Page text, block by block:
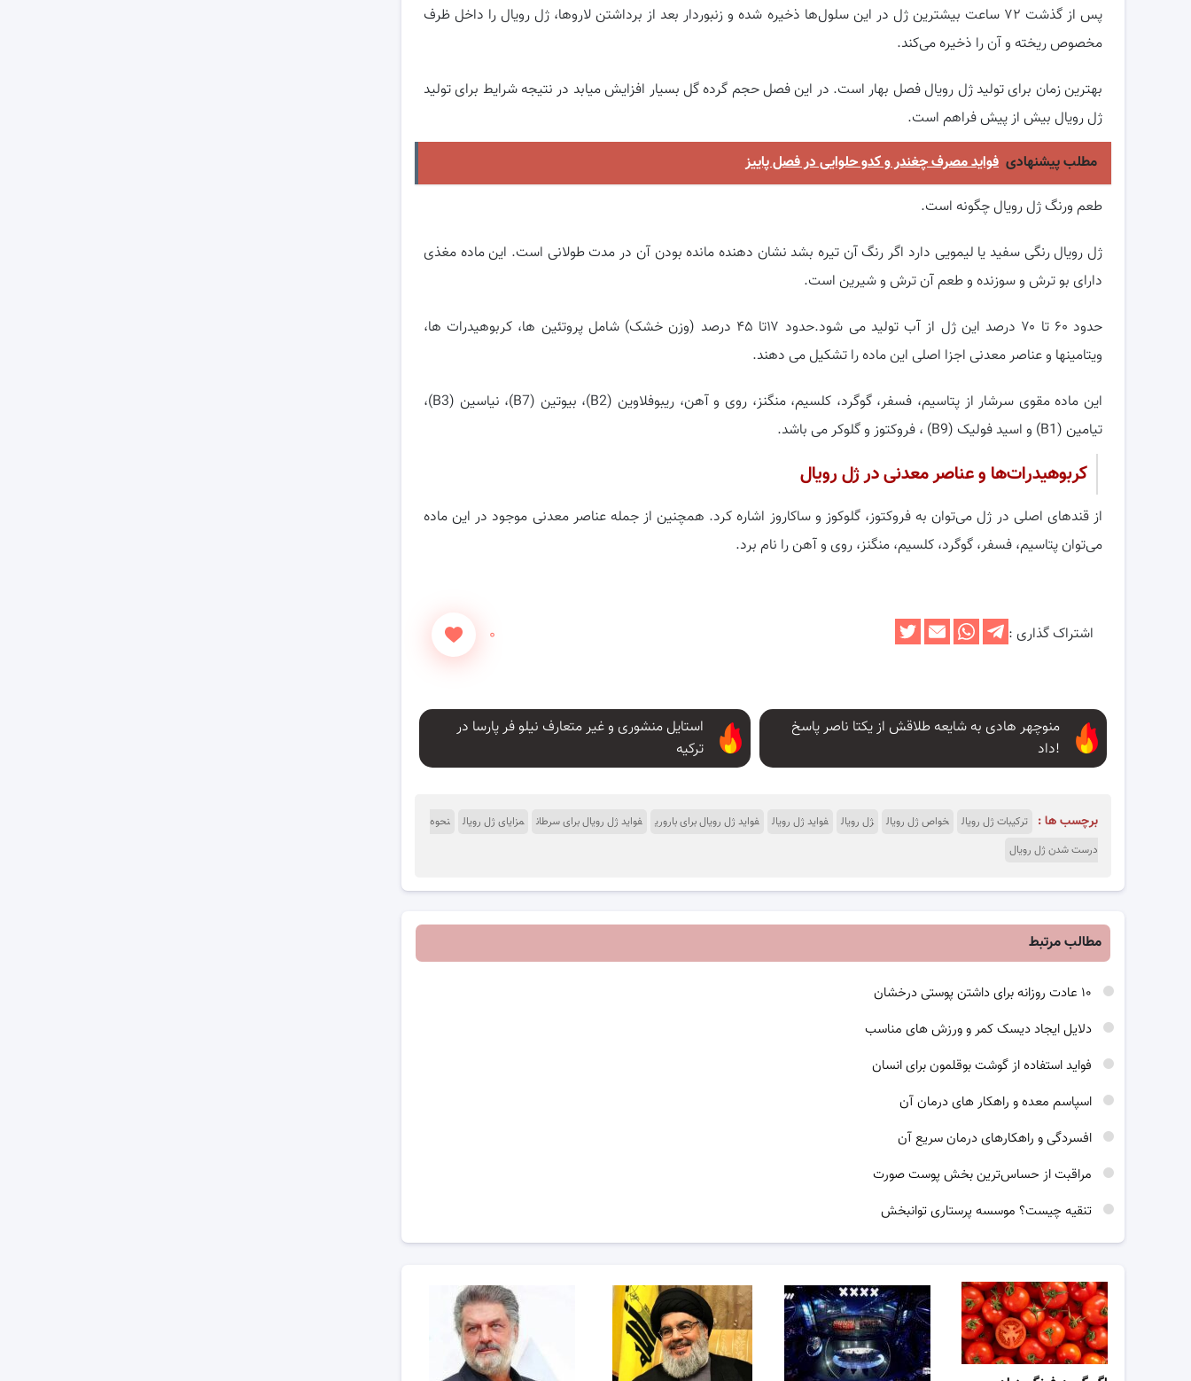
پس از گذشت ۷۲ ساعت بیشترین ژل در این سلول‌ها ذخیره شده و زنبوردار بعد از برداشتن لاروها، ژل رویال را داخل ظرف
مخصوص ریخته و آن را ذخیره می‌کند.
بهترین زمان برای تولید ژل رویال فصل بهار است. در این فصل حجم گرده گل بسیار افزایش میابد در نتیجه شرایط برای تولید
ژل رویال بیش از پیش فراهم است.
مطلب پیشنهادی فواید مصرف چغندر و کدو حلوایی در فصل پاییز
طعم ورنگ ژل رویال چگونه است.
ژل رویال رنگی سفید یا لیمویی دارد اگر رنگ آن تیره بشد نشان دهنده مانده بودن آن در مدت طولانی است. این ماده مغذی
دارای بو ترش و سوزنده و طعم آن ترش و شیرین است.
حدود ۶۰ تا ۷۰ درصد این ژل از آب تولید می شود.حدود ۱۷تا ۴۵ درصد (وزن خشک) شامل پروتئین ها، کربوهیدرات ها،
ویتامینها و عناصر معدنی اجزا اصلی این ماده را تشکیل می دهند.
این ماده مقوی سرشار از پتاسیم، فسفر، گوگرد، کلسیم، منگنز، روی و آهن، ریبوفلاوین (B2)، بیوتین (B7)، نیاسین (B3)،
تیامین (B1) و اسید فولیک (B9) ، فروکتوز و گلوکر می باشد.
کربوهیدرات‌ها و عناصر معدنی در ژل رویال
از قند‌های اصلی در ژل می‌توان به فروکتوز، گلوکوز و ساکاروز اشاره کرد. همچنین از جمله عناصر معدنی موجود در این ماده
می‌توان پتاسیم، فسفر، گوگرد، کلسیم، منگنز، روی و آهن را نام برد.
۰ اشتراک گذاری :
استایل منشوری و غیر متعارف نیلو فر پارسا در
ترکیه
منوچهر هادی به شایعه طلاقش از یکتا ناصر پاسخ
داد!
برچسب ها : ترکیبات ژل رویال خواص ژل رویال ژل رویال فواید ژل رویال فواید ژل رویال برای باروری فواید ژل رویال برای سرطان مزایای ژل رویال
نحوه
درست شدن ژل رویال
مطالب مرتبط
دلایل ایجاد دیسک کمر و ورزش های مناسب
فواید استفاده از گوشت بوقلمون برای انسان
اسپاسم معده و راهکار های درمان آن
افسردگی و راهکارهای درمان سریع آن
مراقبت از حساس‌ترین بخش پوست صورت
تنقیه چیست؟ موسسه پرستاری توانبخش